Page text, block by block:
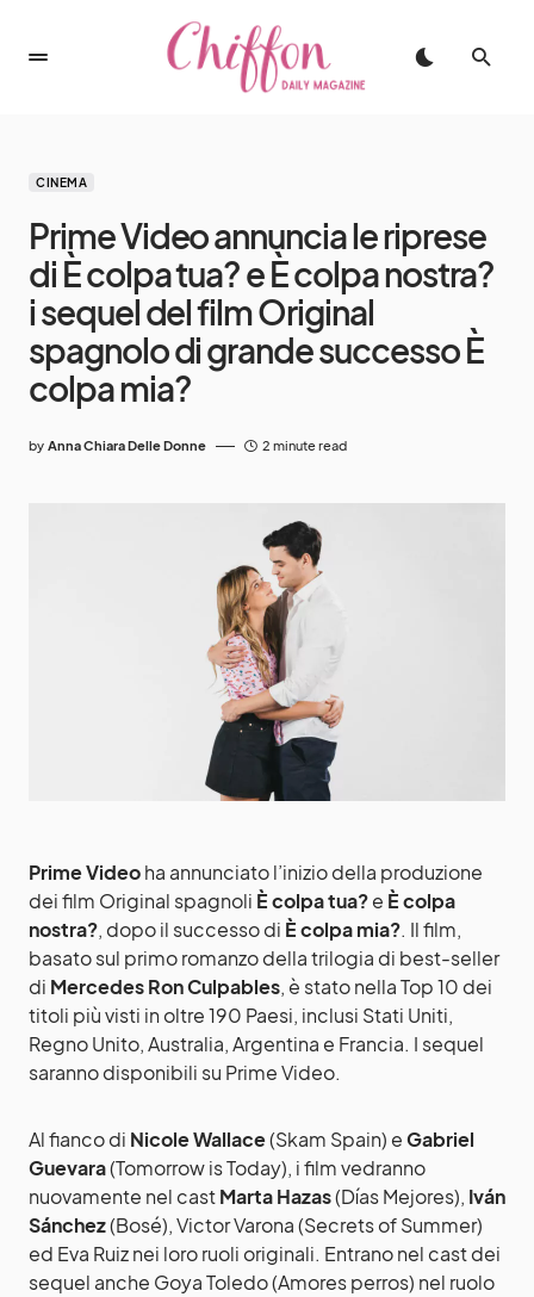
CINEMA
Prime Video annuncia le riprese
di È colpa tua? e È colpa nostra?
i sequel del film Original
spagnolo di grande successo È
colpa mia?
by Anna Chiara Delle Donne 2 minute read
Prime Videoha annunciato l’inizio della produzione
dei film Original spagnoli È colpa tua?e È colpa
nostra?, dopo il successo di È colpa mia?. Il film,
basato sul primo romanzo della trilogia di best-seller
di Mercedes Ron Culpables, è stato nella Top 10 dei
titoli più visti in oltre 190 Paesi, inclusi Stati Uniti,
Regno Unito, Australia, Argentina e Francia. I sequel
saranno disponibili su Prime Video.
Al fianco di Nicole Wallace(Skam Spain) eGabriel
Guevara(Tomorrow is Today), i film vedranno
nuovamente nel castMarta Hazas(Días Mejores), Iván
Sánchez(Bosé), Victor Varona (Secrets of Summer)
ed Eva Ruiz nei loro ruoli originali. Entrano nel cast dei
sequel anche Goya Toledo (Amores perros) nel ruolo